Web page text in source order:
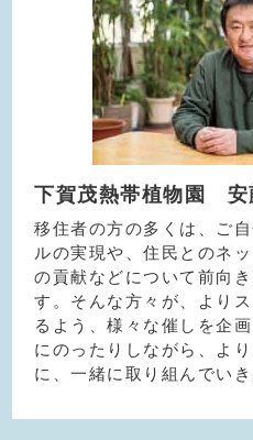
下賀茂熱帯植物園 安
移住者の方の多くは、ご
ルの実現や、住民とのネ
の貢献などについて前向
す。そんな方々が、より
るよう、様々な催しを企
にのったりしながら、よ
に、一緒に取り組んでい